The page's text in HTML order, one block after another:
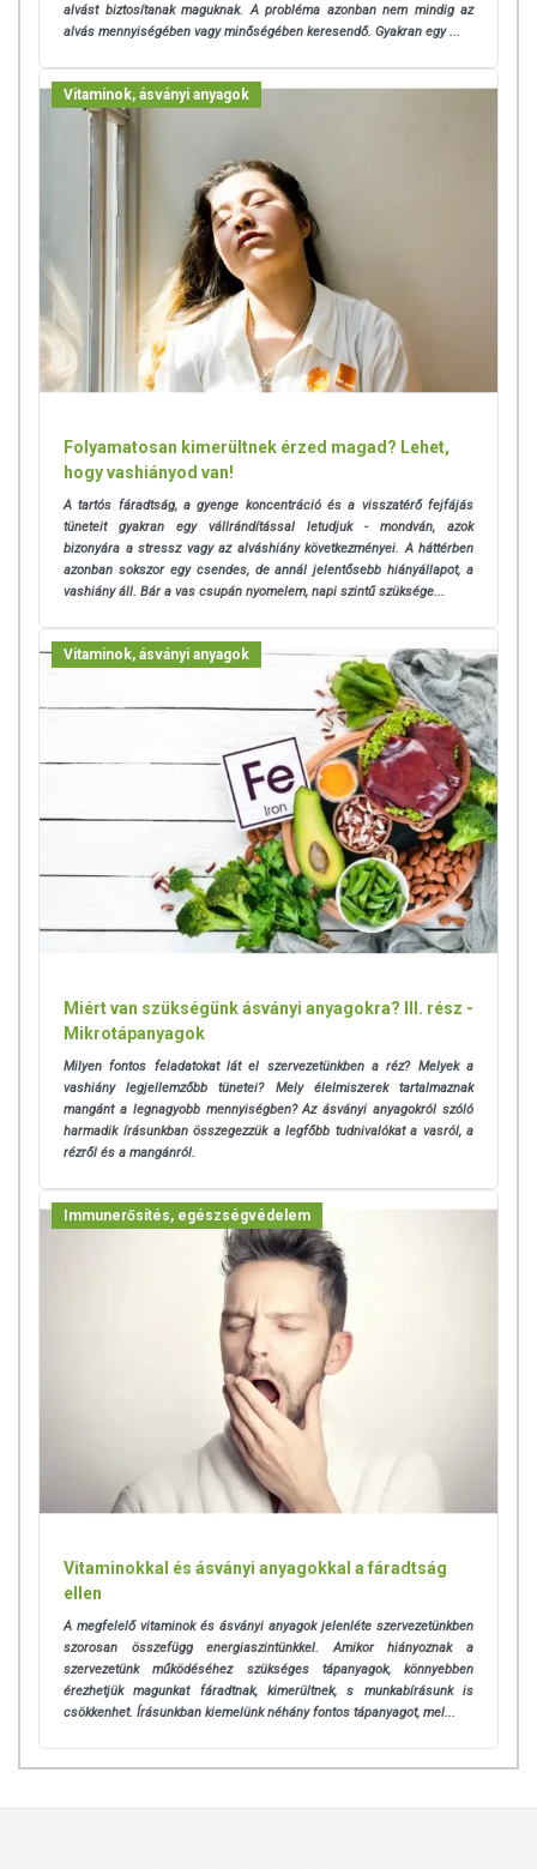
alvást biztosítanak maguknak. A probléma azonban nem mindig az
alvás mennyiségében vagy minőségében keresendő. Gyakran egy ...
Vitaminok, ásványi anyagok
Folyamatosan kimerültnek érzed magad? Lehet,
hogy vashiányod van!
A tartós fáradtság, a gyenge koncentráció és a visszatérő fejfájás
tüneteit gyakran egy vállrándítással letudjuk - mondván, azok
bizonyára a stressz vagy az alváshiány következményei.A háttérben
azonban sokszor egy csendes, de annál jelentősebb hiányállapot, a
vashiány áll. Bár a vas csupán nyomelem, napi szintű szüksége...
Vitaminok, ásványi anyagok
Miért van szükségünk ásványi anyagokra? III. rész -
Mikrotápanyagok
Milyen fontos feladatokat lát el szervezetünkben a réz? Melyek a
vashiány legjellemzőbb tünetei? Mely élelmiszerek tartalmaznak
mangánt a legnagyobb mennyiségben? Az ásványi anyagokról szóló
harmadik írásunkban összegezzük a legfőbb tudnivalókat a vasról, a
rézről és a mangánról.
Immunerősítés, egészségvédelem
Vitaminokkal és ásványi anyagokkal a fáradtság
ellen
A megfelelő vitaminok és ásványi anyagok jelenléte szervezetünkben
szorosan összefügg energiaszintünkkel. Amikor hiányoznak a
szervezetünk működéséhez szükséges tápanyagok, könnyebben
érezhetjük magunkat fáradtnak, kimerültnek, s munkabírásunk is
csökkenhet. Írásunkban kiemelünk néhány fontos tápanyagot, mel...